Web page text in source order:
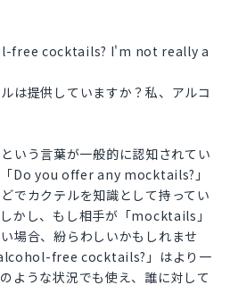
free cocktails? I'm not really a
は提供していますか？私、アルコ
いう言葉が一般的に認知されてい
Do you offer any mocktails?」
でカクテルを知識として持ってい
かし、もし相手が「mocktails」
場合、紛らわしいかもしれませ
free cocktails?」はより一
ような状況でも使え、誰に対して